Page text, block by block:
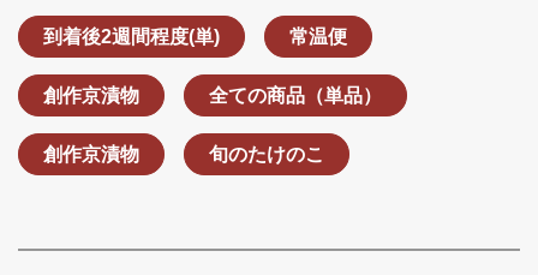
到着後2週間程度(単) 常温便
創作京漬物 全ての商品（単品）
創作京漬物 旬のたけのこ